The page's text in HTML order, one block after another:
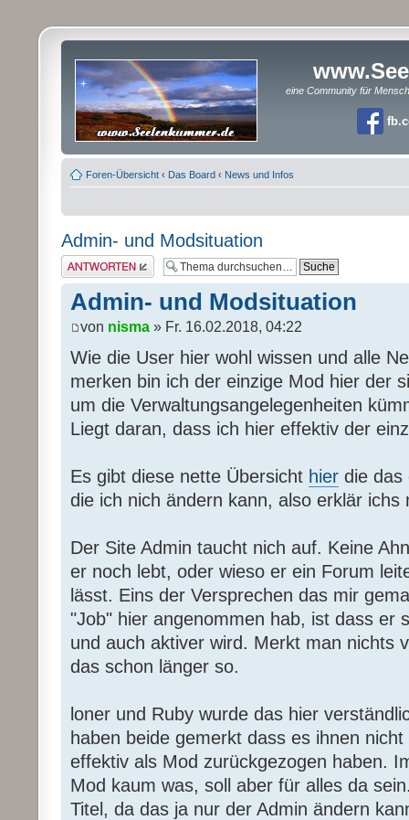
eine Community für
Foren-Übersicht ‹ Das Board ‹ News und Infos
Admin- und Modsituation
Antwort erstellen
Admin- und Modsituation
von nisma » Fr. 16.02.2018, 04:22
Wie die User hier wohl wissen und alle
merken bin ich der einzige Mod hier der
um die Verwaltungsangelegenheiten
Liegt daran, dass ich hier effektiv der
Es gibt diese nette Übersicht hier die das
die ich nich ändern kann, also erklär ichs
Der Site Admin taucht nich auf. Keine
er noch lebt, oder wieso er ein Forum
lässt. Eins der Versprechen das mir
"Job" hier angenommen hab, ist dass er
und auch aktiver wird. Merkt man nichts
das schon länger so.
loner und Ruby wurde das hier
haben beide gemerkt dass es ihnen
effektiv als Mod zurückgezogen haben.
Mod kaum was, soll aber für alles da
Titel, da das ja nur der Admin ändern